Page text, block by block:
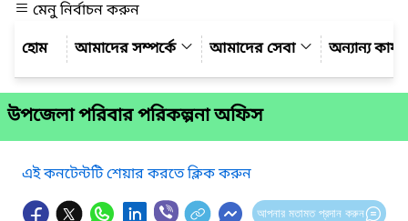
মেনু নির্বাচন করুন
আমাদের সম্পর্কে
আমাদের সেবা অন্যান্য
উপজেলা পরিবার পরিকল্পনা অফিস
এই কনটেন্টটি শেয়ার করতে ক্লিক করুন
আপনার মতামত প্রদান করুন